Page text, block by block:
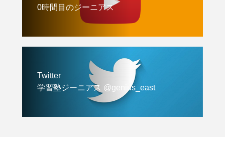
0時間目のジーニアス
Twitter
学習塾ジーニアス @genius_east